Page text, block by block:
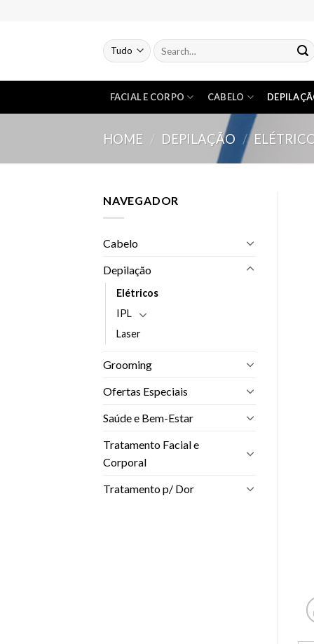
FACIAL E CORPO CABELO
HOME / DEPILAÇÃO /
NAVEGADOR
Cabelo
Depilação
Elétricos
IPL
Laser
Grooming
Ofertas Especiais
Saúde e Bem-Estar
Tratamento Facial e
Corporal
Tratamento p/ Dor